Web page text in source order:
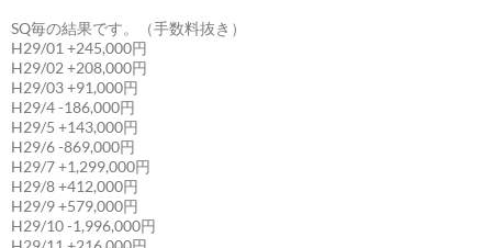
SQ毎の結果です。（手数料抜き）
H29/01 +245,000円
H29/02 +208,000円
H29/03 +91,000円
H29/4 -186,000円
H29/5 +143,000円
H29/6 -869,000円
H29/7 +1,299,000円
H29/8 +412,000円
H29/9 +579,000円
H29/10 -1,996,000円